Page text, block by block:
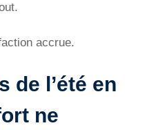
accrue.
de l’été en
ne